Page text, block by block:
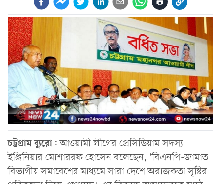
চট্টগ্রামব্যুরো : আওয়ামী লীগের প্রেসিডিয়াম সদস্য
ইঞ্জিনিয়ার মোশাররফ হোসেন বলেছেন, 'বিএনপি-জামাত
বিভাগীয় সমাবেশের মাধ্যমে সারা দেশে অরাজকতা সৃষ্টির